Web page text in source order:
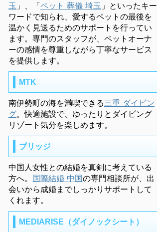
玉 」、「ペット 葬儀 埼玉 」といったキー
ワードで知られ、愛するペットの最後を
温かく見送るためのサポートを行ってい
ます。専門のスタッフが、ペットオーナ
ーの感情を尊重しながら丁寧なサービス
を提供します。
MTK
南伊勢町の海を満喫できる三重 ダイビン
グ。快適施設で、ゆったりとダイビング
リゾート気分を楽しめます。
ブリッジ
中国人女性との結婚を真剣に考えている
方へ。 国際結婚 中国の専門相談所が、出
会いから成婚までしっかりサポートして
くれます。
MEDIARISE（ダイノックシート）